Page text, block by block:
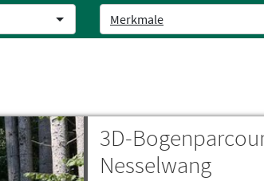
Merkmale
3D-
Nesselwang